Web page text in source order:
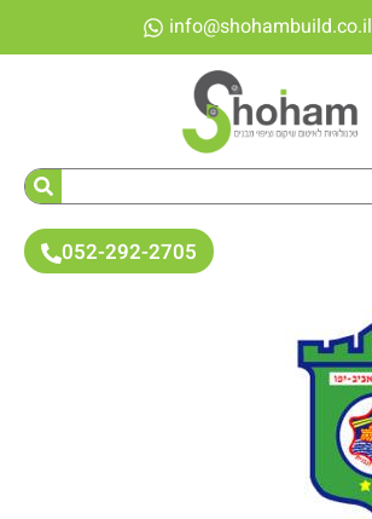
info@shohambuild.co.il
052-292-2705